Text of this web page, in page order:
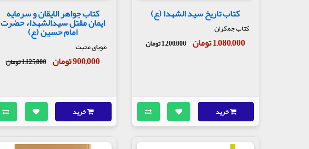
کتاب تاریخ سید الشهدا (ع)
کتاب جمکران
1,080,000 تومان 1,200,000 تومان
خرید
کتاب جواهر الایقان و سرمایه
ایمان مقتل سیدالشهداء حضرت
امام حسین (ع)
طوبای محبت
900,000 تومان 1,125,000 تومان
خرید